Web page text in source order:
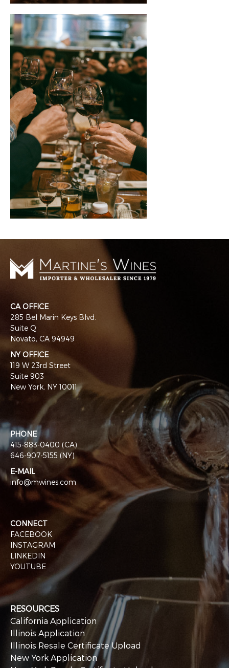
CA OFFICE
285 Bel Marin Keys Blvd.
Suite Q
Novato, CA 94949
NY OFFICE
119 W 23rd Street
Suite 903
New York, NY 10011
PHONE
415-883-0400 (CA)
646-907-5155 (NY)
E-MAIL
info@mwines.com
CONNECT
FACEBOOK
INSTAGRAM
LINKEDIN
YOUTUBE
RESOURCES
California Application
Illinois Application
Illinois Resale Certificate Upload
New York Application